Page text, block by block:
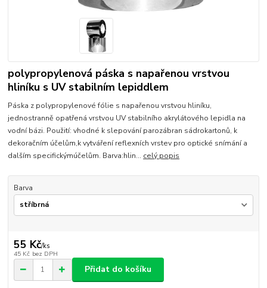
polypropylenová páska s napařenou vrstvou
hliníku s UV stabilním lepiddlem
Páska z polypropylenové fólie s napařenou vrstvou hliníku,
jednostranně opatřená vrstvou UV stabilního akrylátového lepidla na
vodní bázi. Použití: vhodné k slepování parozábran sádrokartonů, k
dekoračním účelům,k vytváření reflexních vrstev pro optické snímání a
dalším specifickýmúčelům. Barva:hlin... celý popis
Barva
55 Kč/ks
45 Kč bez DPH
Přidat do košíku